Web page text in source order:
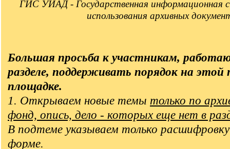
ГИС УИАД - Государственная информационная
использования архивных
Большая просьба к участникам,
разделе, поддерживать порядок на этой
площадке.
1. Открываем новые темы только по
фонд, опись, дело - которых еще нет в
В подтеме указываем только
форме.